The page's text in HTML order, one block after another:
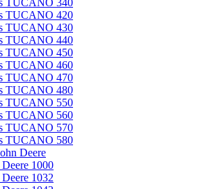
TUCANO 340
TUCANO 420
TUCANO 430
TUCANO 440
TUCANO 450
TUCANO 460
TUCANO 470
TUCANO 480
TUCANO 550
TUCANO 560
TUCANO 570
TUCANO 580
Deere
Deere 1000
1032